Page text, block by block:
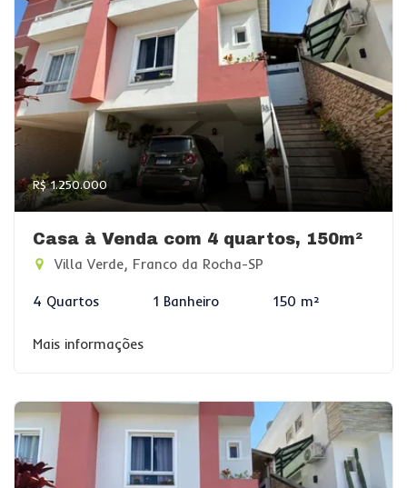
R$ 1.250.000
Casa à Venda com 4 quartos, 150m²
Villa Verde, Franco da Rocha-SP
4 Quartos 1 Banheiro 150 m²
Mais informações